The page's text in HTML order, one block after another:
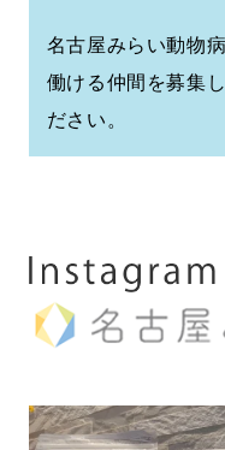
名古屋みらい動物
働ける仲間を募集
ださい。